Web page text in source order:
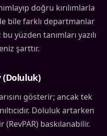
doğru kırılımlarla
bile farklı departmanlar
yüzden tanımları yazılı
şarttır.
(Doluluk)
gösterir; ancak tek
Doluluk artarken
baskılanabilir.